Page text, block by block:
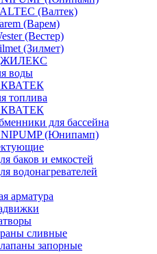
(Валтек)
(Варем)
(Вестер)
(Зилмет)
воды
топлива
для бассейна
(Юнипамп)
баков и емкостей
водонагревателей
арматура
сливные
запорные